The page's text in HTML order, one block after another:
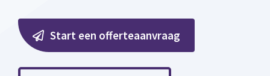
Start een offerteaanvraag